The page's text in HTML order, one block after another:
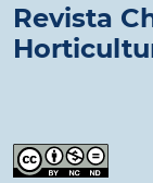
Revista